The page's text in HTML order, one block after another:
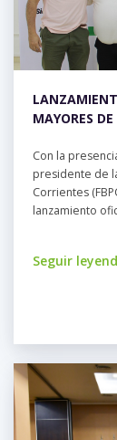
MAYORES
Con la
presidente de
Corrientes
lanzamiento
Seguir